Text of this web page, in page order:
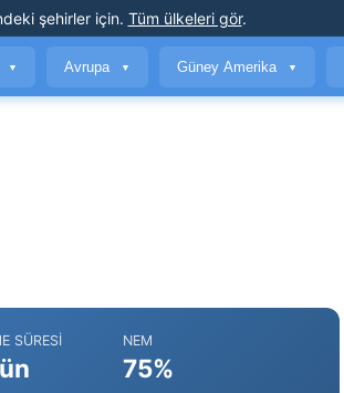
şehirler için. Tüm ülkeleri gör.
▼ Avrupa ▼ Güney Amerika ▼
SÜRESI NEM
75%